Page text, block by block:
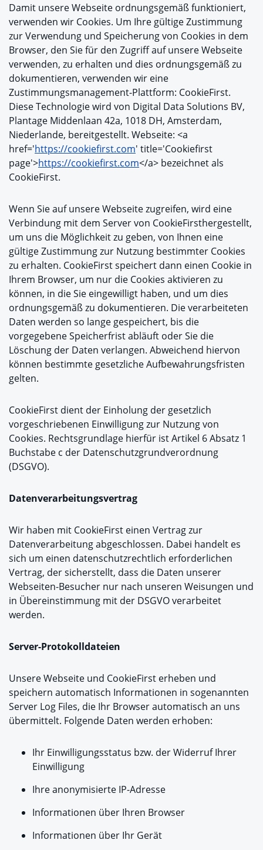
Damit unsere Webseite ordnungsgemäß funktioniert,
verwenden wir Cookies. Um Ihre gültige Zustimmung
zur Verwendung und Speicherung von Cookies in dem
Browser, den Sie für den Zugriff auf unsere Webseite
verwenden, zu erhalten und dies ordnungsgemäß zu
dokumentieren, verwenden wir eine
Zustimmungsmanagement-Plattform: CookieFirst.
Diese Technologie wird von Digital Data Solutions BV,
Plantage Middenlaan 42a, 1018 DH, Amsterdam,
Niederlande, bereitgestellt. Webseite: <a
href='https://cookiefirst.com' title='Cookiefirst
page'>https://cookiefirst.com</a> bezeichnet als
CookieFirst.
Wenn Sie auf unsere Webseite zugreifen, wird eine
Verbindung mit dem Server von CookieFirsthergestellt,
um uns die Möglichkeit zu geben, von Ihnen eine
gültige Zustimmung zur Nutzung bestimmter Cookies
zu erhalten. CookieFirst speichert dann einen Cookie in
Ihrem Browser, um nur die Cookies aktivieren zu
können, in die Sie eingewilligt haben, und um dies
ordnungsgemäß zu dokumentieren. Die verarbeiteten
Daten werden so lange gespeichert, bis die
vorgegebene Speicherfrist abläuft oder Sie die
Löschung der Daten verlangen. Abweichend hiervon
können bestimmte gesetzliche Aufbewahrungsfristen
gelten.
CookieFirst dient der Einholung der gesetzlich
vorgeschriebenen Einwilligung zur Nutzung von
Cookies. Rechtsgrundlage hierfür ist Artikel 6 Absatz 1
Buchstabe c der Datenschutzgrundverordnung
(DSGVO).
Datenverarbeitungsvertrag
Wir haben mit CookieFirst einen Vertrag zur
Datenverarbeitung abgeschlossen. Dabei handelt es
sich um einen datenschutzrechtlich erforderlichen
Vertrag, der sicherstellt, dass die Daten unserer
Webseiten-Besucher nur nach unseren Weisungen und
in Übereinstimmung mit der DSGVO verarbeitet
werden.
Server-Protokolldateien
Unsere Webseite und CookieFirst erheben und
speichern automatisch Informationen in sogenannten
Server Log Files, die Ihr Browser automatisch an uns
übermittelt. Folgende Daten werden erhoben:
Ihr Einwilligungsstatus bzw. der Widerruf Ihrer
Einwilligung
Ihre anonymisierte IP-Adresse
Informationen über Ihren Browser
Informationen über Ihr Gerät